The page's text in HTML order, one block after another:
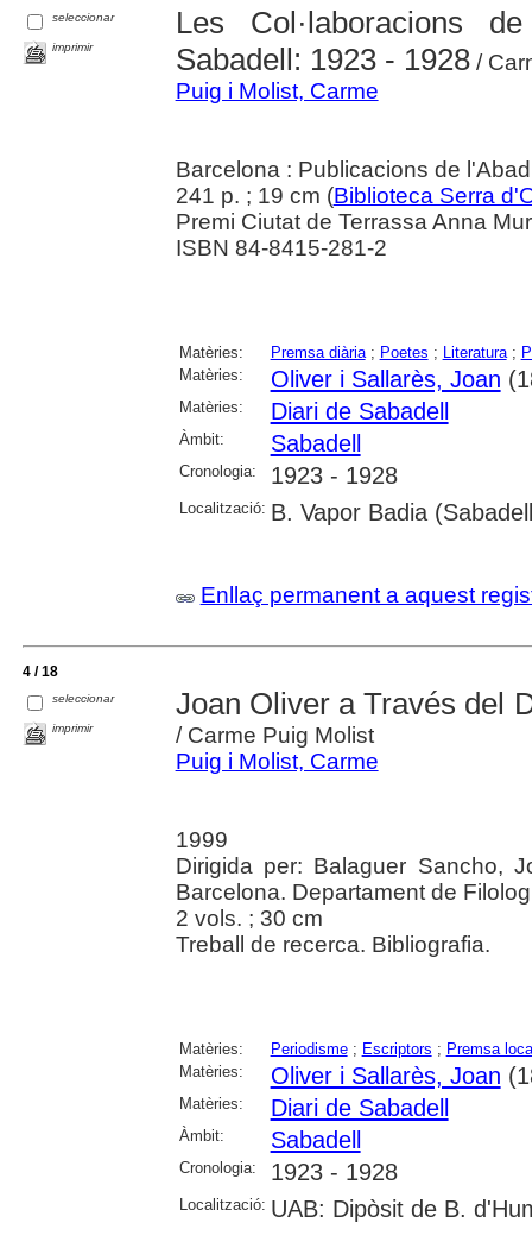
seleccionar
imprimir
Les Col·laboracions
Sabadell: 1923 - 1928/
Puig i Molist, Carme
Barcelona : Publicacions de
241 p. ; 19 cm (Biblioteca Serra
Premi Ciutat de Terrassa Anna
ISBN 84-8415-281-2
Matèries: Premsa diària; Poetes ; Literatura;
Matèries:
Oliver i Sallarès, Joan
Matèries: Diari de Sabadell
Àmbit: Sabadell
Cronologia: 1923 - 1928
Localització: B. Vapor Badia
Enllaç permanent a aquest
4 / 18
seleccionar
imprimir
Joan Oliver a Través del
/ Carme Puig Molist
Puig i Molist, Carme
1999
Dirigida per: Balaguer Sancho,
Barcelona. Departament de
2 vols. ; 30 cm
Treball de recerca. Bibliografia.
Matèries: Periodisme; Escriptors ; Premsa
Matèries:
Oliver i Sallarès, Joan
Matèries: Diari de Sabadell
Àmbit: Sabadell
Cronologia: 1923 - 1928
Localització: UAB: Dipòsit de B.